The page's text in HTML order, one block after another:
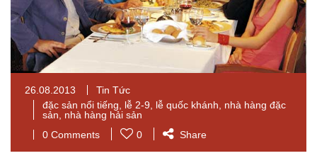
26.08.2013
Tin Tức
đặc sản nổi tiếng
lễ 2-9 lễ quốc khánh
nhà hàng đặc
sản
nhà hàng hải sản
0 Comments
0 Share